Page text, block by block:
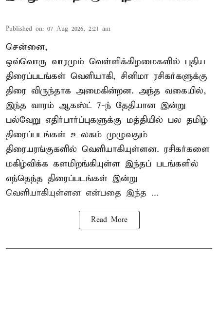
Published on: 07 Aug 2026, 2:21 am
சென்னை,
ஒவ்வொரு வாரமும் வெள்ளிக்கிழமைகளில் புதிய
திரைப்படங்கள் வெளியாகி, சினிமா ரசிகர்களுக்கு
திரை விருந்தாக அமைகின்றன. அந்த வகையில்,
இந்த வாரம் ஆகஸ்ட் 7-ந் தேதியான இன்று
பல்வேறு எதிர்பார்ப்புகளுக்கு மத்தியில் பல தமிழ்
திரைப்படங்கள் உலகம் முழுவதும்
திரையரங்குகளில் வெளியாகியுள்ளன. ரசிகர்களை
மகிழ்விக்க களமிறங்கியுள்ள இந்தப் படங்களில்
எந்தெந்த திரைப்படங்கள் இன்று
வெளியாகியுள்ளன என்பதை இந்த ...
Read More